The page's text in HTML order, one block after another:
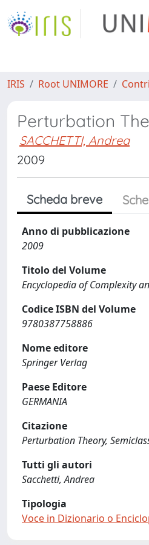
IRIS Root UNIMORE
Perturbation
SACCHETTI, Andrea
2009
Scheda breve
Anno di pubblicazione
2009
Titolo del Volume
Encyclopedia of Complexity
Codice ISBN del Volume
9780387758886
Nome editore
Springer Verlag
Paese Editore
GERMANIA
Citazione
Perturbation Theory,
Tutti gli autori
Sacchetti, Andrea
Tipologia
Voce in Dizionario o